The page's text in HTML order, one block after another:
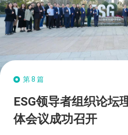
第8篇
ESG领导者组织论坛
体会议成功召开